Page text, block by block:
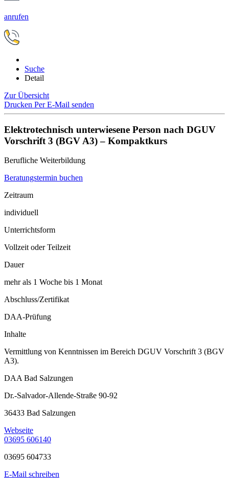
anrufen
Suche
Detail
Zur Übersicht
Drucken Per E-Mail senden
Elektrotechnisch unterwiesene Person nach DGUV
Vorschrift 3 (BGV A3) – Kompaktkurs
Berufliche Weiterbildung
Beratungstermin buchen
Zeitraum
individuell
Unterrichtsform
Vollzeit oder Teilzeit
Dauer
mehr als 1 Woche bis 1 Monat
Abschluss/Zertifikat
DAA-Prüfung
Inhalte
Vermittlung von Kenntnissen im Bereich DGUV Vorschrift 3 (BGV
A3).
DAA Bad Salzungen
Dr.-Salvador-Allende-Straße 90-92
36433 Bad Salzungen
Webseite
03695 606140
03695 604733
E-Mail schreiben